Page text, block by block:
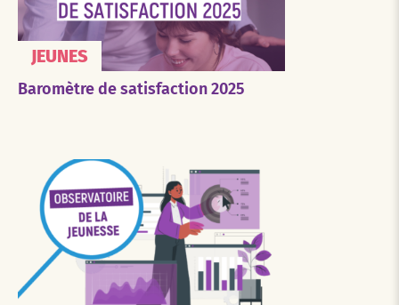
JEUNES
Baromètre de satisfaction 2025